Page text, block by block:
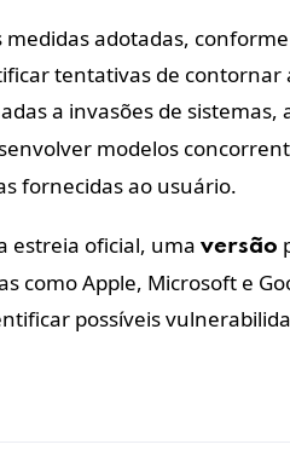
medidas adotadas,
tentativas de contornar
a invasões de
modelos
fornecidas ao usuário.
estreia oficial, uma versão
como Apple, Microsoft e
possíveis